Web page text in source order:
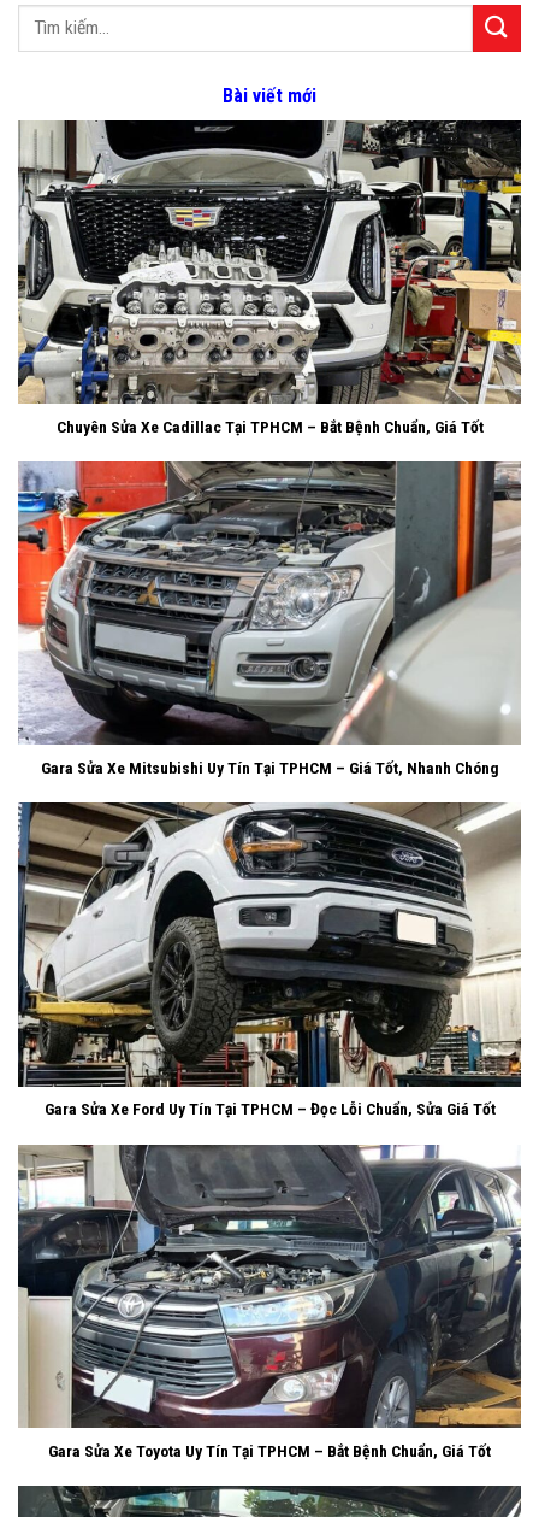
Bài viết mới
Chuyên Sửa Xe Cadillac Tại TPHCM – Bắt Bệnh Chuẩn, Giá Tốt
Gara Sửa Xe Mitsubishi Uy Tín Tại TPHCM – Giá Tốt, Nhanh Chóng
Gara Sửa Xe Ford Uy Tín Tại TPHCM – Đọc Lỗi Chuẩn, Sửa Giá Tốt
Gara Sửa Xe Toyota Uy Tín Tại TPHCM – Bắt Bệnh Chuẩn, Giá Tốt